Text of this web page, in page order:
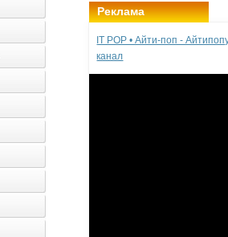
Реклама
IT POP • Айти-поп -
канал